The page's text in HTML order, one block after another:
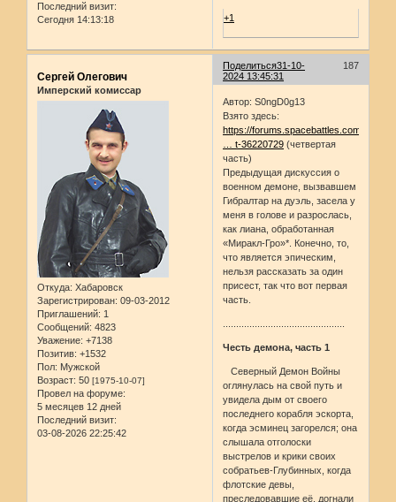
Последний визит:
Сегодня 14:13:18
+1
Поделиться 187
31-10-
2024 13:45:31
Сергей Олегович
Имперский комиссар
Откуда: Хабаровск
Зарегистрирован: 09-03-2012
Приглашений: 1
Сообщений: 4823
Уважение: +7138
Позитив: +1532
Пол: Мужской
Возраст: 50 [1975-10-07]
Провел на форуме:
5 месяцев 12 дней
Последний визит:
03-08-2026 22:25:42
Автор: S0ngD0g13
Взято здесь:
https://forums.spacebattles.com/threads
… t-36220729 (четвертая
часть)
Предыдущая дискуссия о
военном демоне, вызвавшем
Гибралтар на дуэль, засела у
меня в голове и разрослась,
как лиана, обработанная
«Миракл-Гро»*. Конечно, то,
что является эпическим,
нельзя рассказать за один
присест, так что вот первая
часть.
..............................................
Честь демона, часть 1
Северный Демон Войны
оглянулась на свой путь и
увидела дым от своего
последнего корабля эскорта,
когда эсминец загорелся; она
слышала отголоски
выстрелов и крики своих
собратьев-Глубинных, когда
флотские девы,
преследовавшие её, догнали